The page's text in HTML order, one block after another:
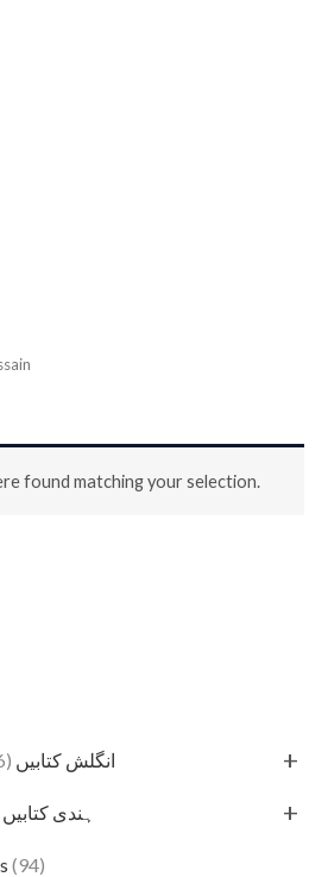
English Books انگلش کتابیں (426) +
Hindi Books ہندی کتابیں +
(94)
found matching your selection.